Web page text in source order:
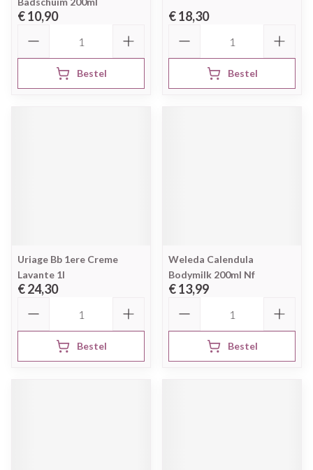
€ 10,90
Bestel
€ 18,30
Bestel
Uriage Bb 1ere Creme
Lavante 1l
€ 24,30
Bestel
Weleda Calendula
Bodymilk 200ml Nf
€ 13,99
Bestel